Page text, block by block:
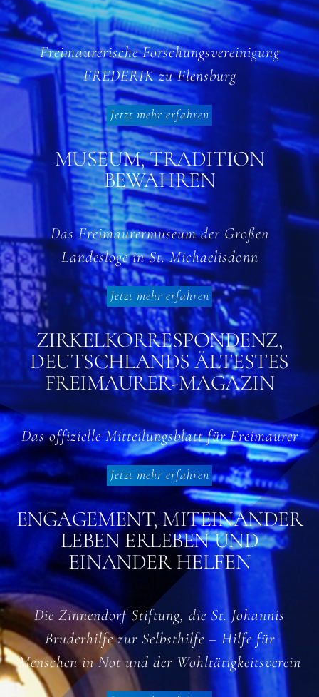
Freimaurerische Forschungsvereinigung
FREDERIK zu Flensburg
Jetzt mehr erfahren
MUSEUM, TRADITION
BEWAHREN
Das Freimaurermuseum der Großen
Landesloge in St. Michaelisdonn
Jetzt mehr erfahren
ZIRKELKORRESPONDENZ,
DEUTSCHLANDS ÄLTESTES
FREIMAURER-MAGAZIN
Das offizielle Mitteilungsblatt für Freimaurer
Jetzt mehr erfahren
ENGAGEMENT, MITEINANDER
LEBEN ERLEBEN UND
EINANDER HELFEN
Die Zinnendorf Stiftung, die St. Johannis
Bruderhilfe zur Selbsthilfe – Hilfe für
Menschen in Not und der Wohltätigkeitsverein